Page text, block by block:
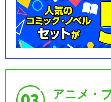
アニメ・